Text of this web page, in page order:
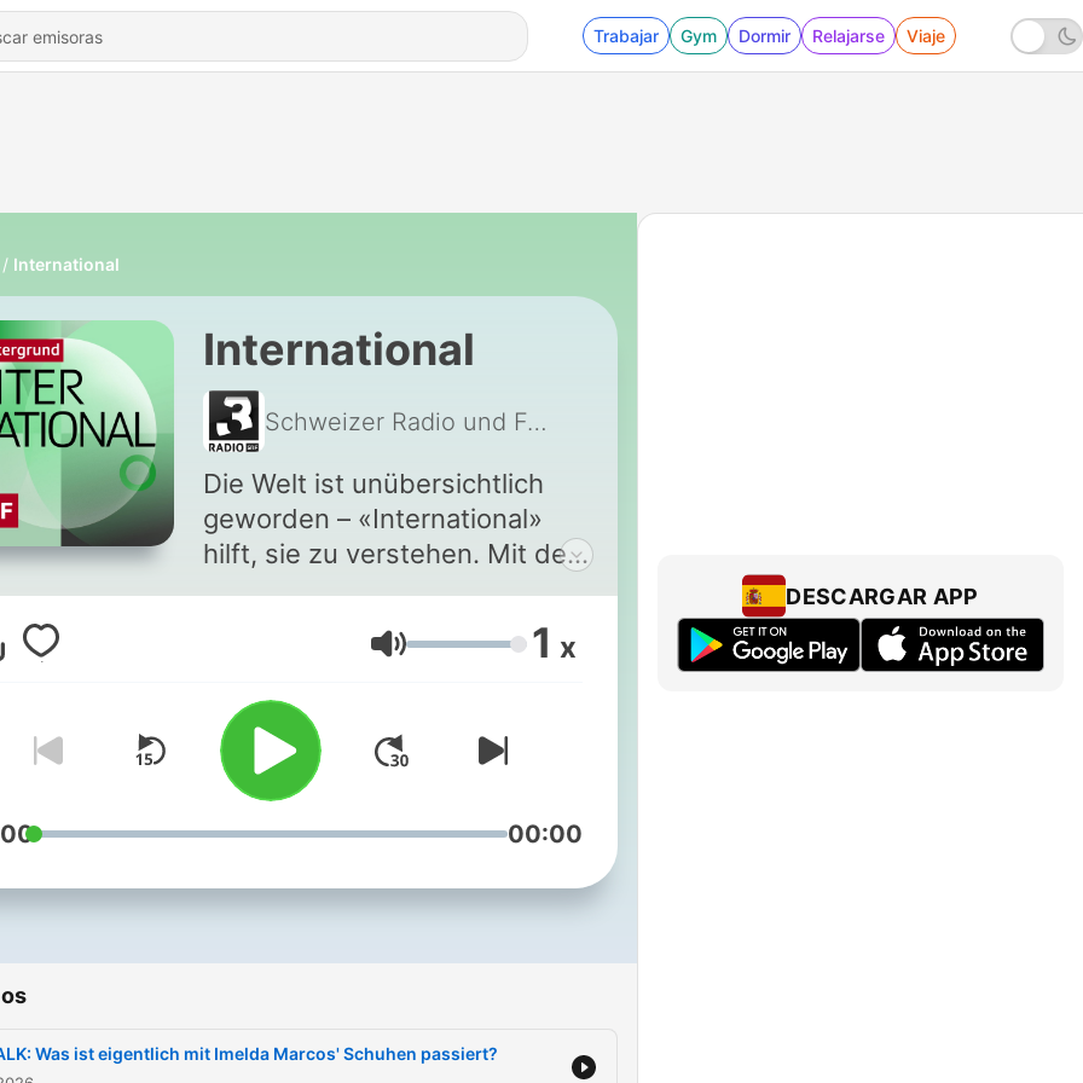
Trabajar Gym Dormir Relajarse Viaje
International
International
Schweizer Radio und Fernsehen (SRF)
Die Welt ist unübersichtlich
geworden – «International»
hilft, sie zu verstehen. Mit den
SRF-
Auslandkorrespondentinnen
und -korrespondenten reisen
wir dorthin, wo Geschichten
entstehen: Krisengebiete,
Wirtschaftsmächte,
vergessene Regionen. Nicht
Schlagzeilen, sondern
und Gespräche zu Politik und
Weltregionen.
Volumen 1 x
00:00
Was ist eigentlich mit Imelda Marcos' Schuhen passiert?
DESCARGAR APP